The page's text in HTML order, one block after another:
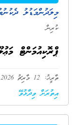
މިލަދުންމަޑުލު
ކުރިން
ޕްރޮކިއުމަންޓް
ތާރީޚު: 12 މާރިޗު 2026
އިތުރަށް ވިދާޅުވޭ